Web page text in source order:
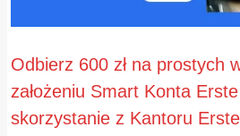
Odbierz 600 zł na prostych
założeniu Smart Konta
skorzystanie z Kantoru